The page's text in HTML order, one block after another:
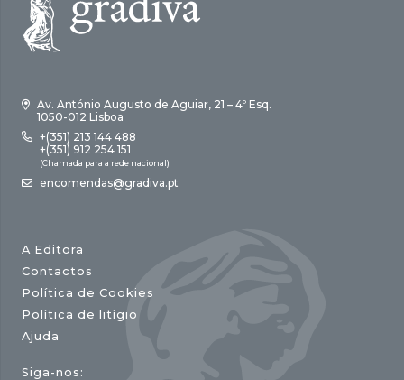
Av. António Augusto de Aguiar, 21 – 4º Esq.
1050-012 Lisboa
+(351) 213 144 488
+(351) 912 254 151
(Chamada para a rede nacional)
encomendas@gradiva.pt
A Editora
Contactos
Política de Cookies
Política de litígio
Ajuda
Siga-nos: